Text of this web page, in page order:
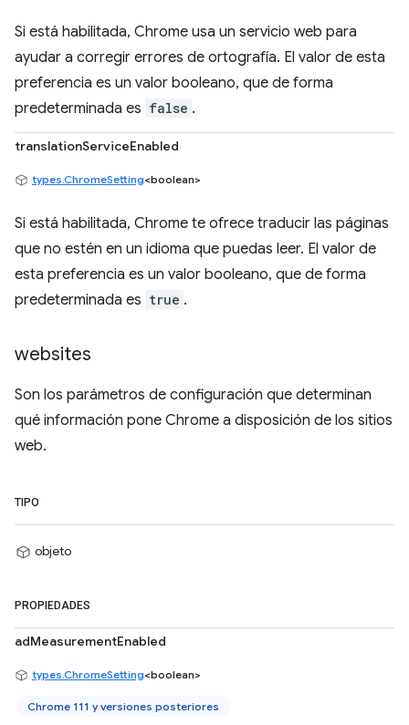
Si está habilitada, Chrome usa un servicio web para
ayudar a corregir errores de ortografía. El valor de esta
preferencia es un valor booleano, que de forma
predeterminada es false .
translationServiceEnabled
types.ChromeSetting<boolean>
Si está habilitada, Chrome te ofrece traducir las páginas
que no estén en un idioma que puedas leer. El valor de
esta preferencia es un valor booleano, que de forma
predeterminada es true .
websites
Son los parámetros de configuración que determinan
qué información pone Chrome a disposición de los sitios
web.
TIPO
objeto
PROPIEDADES
adMeasurementEnabled
types.ChromeSetting<boolean>
Chrome 111 y versiones posteriores